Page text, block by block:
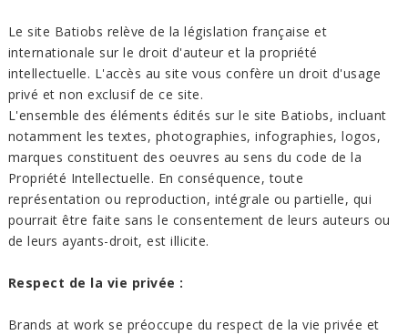
Le site Batiobs relève de la législation française et
internationale sur le droit d'auteur et la propriété
intellectuelle. L'accès au site vous confère un droit d'usage
privé et non exclusif de ce site.
L'ensemble des éléments édités sur le site Batiobs, incluant
notamment les textes, photographies, infographies, logos,
marques constituent des oeuvres au sens du code de la
Propriété Intellectuelle. En conséquence, toute
représentation ou reproduction, intégrale ou partielle, qui
pourrait être faite sans le consentement de leurs auteurs ou
de leurs ayants-droit, est illicite.
Respect de la vie privée :
Brands at work se préoccupe du respect de la vie privée et